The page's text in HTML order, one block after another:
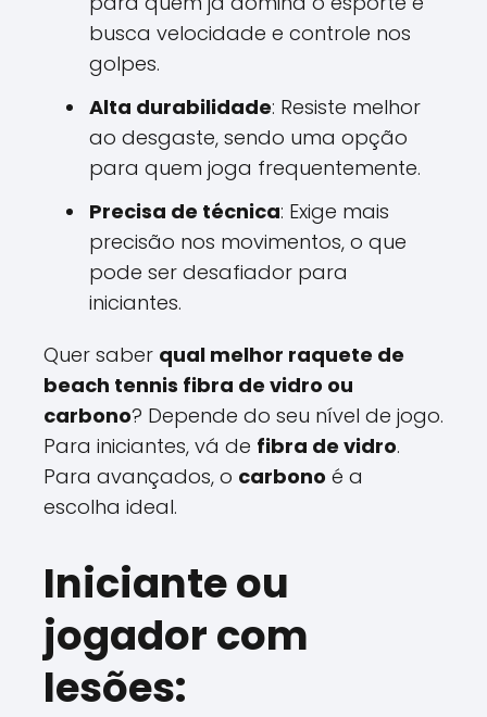
busca velocidade e controle nos
golpes.
Alta durabilidade: Resiste melhor
ao desgaste, sendo uma opção
para quem joga frequentemente.
Precisa de técnica: Exige mais
precisão nos movimentos, o que
pode ser desafiador para
iniciantes.
Quer saber qual melhor raquete de
beach tennis fibra de vidro ou
carbono? Depende do seu nível de jogo.
Para iniciantes, vá de fibra de vidro.
Para avançados, o carbono é a
escolha ideal.
Iniciante ou
jogador com
lesões: